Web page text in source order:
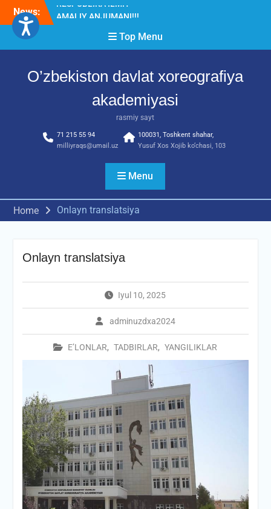
Skip
content
News:
Diqqat e’lon!
2026” tadbiri bo‘lib o‘tdi
RESPUBLIKA ILMIY-
Top Menu
O’zbekiston davlat xoreografiya
akademiyasi
rasmiy sayt
71 215 55 94
milliyraqs@umail.uz
100031, Toshkent shahar,
Yusuf Xos Xojib ko‘chasi, 103
Menu
Home Onlayn translatsiya
Onlayn translatsiya
Iyul 10, 2025
adminuzdxa2024
E’LONLAR, TADBIRLAR, YANGILIKLAR